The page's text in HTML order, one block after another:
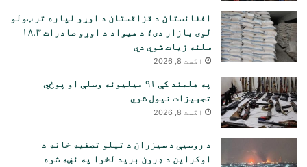
افغانستان د قزاقستان د اوړو لپاره تر ټولو
لوی بازار دی؛ د هیواد د اوړو صادرات ۱۸.۳
سلنه زیات شوي دي
اگست 8, 2026
په هلمند کې ۹۱ میلیونه وسلې او پوځي
تجهیزات نیول شوي
اگست 8, 2026
د روسیې د سیزران د تیلو تصفیه خانه د
اوکراین د ډرون برید لخوا په نښه شوه